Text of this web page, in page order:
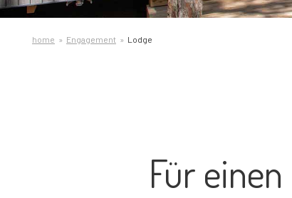
home Engagement Lodge
Für